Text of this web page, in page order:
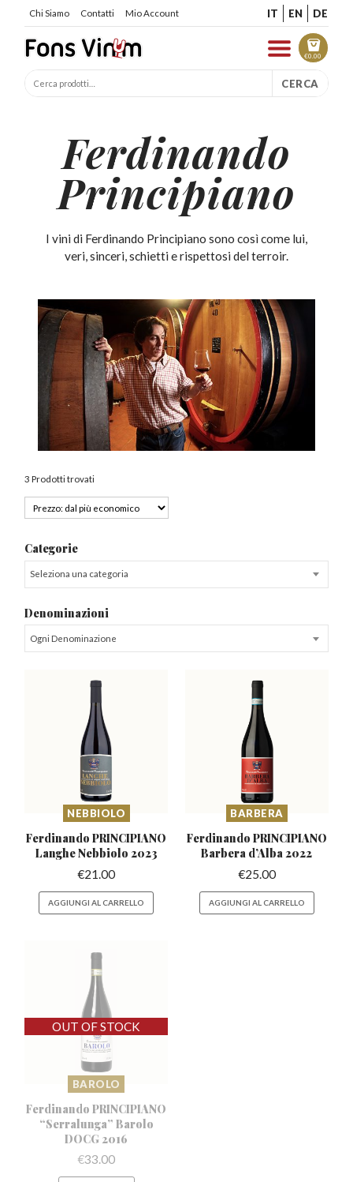
Chi Siamo Contatti Mio Account IT EN DE
€0.00
CERCA
Ferdinando
Principiano
I vini di Ferdinando Principiano sono così come lui,
veri, sinceri, schietti e rispettosi del terroir.
3 Prodotti trovati
Categorie
Seleziona una categoria
Denominazioni
Ogni Denominazione
NEBBIOLO
Ferdinando PRINCIPIANO
Langhe Nebbiolo 2023
€21.00
AGGIUNGI AL CARRELLO
BARBERA
Ferdinando PRINCIPIANO
Barbera d’Alba 2022
€25.00
AGGIUNGI AL CARRELLO
BAROLO
Ferdinando PRINCIPIANO
“Serralunga” Barolo
DOCG 2016
€33.00